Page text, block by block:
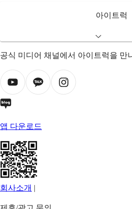
아이트럭
공식 미디어 채널에서 아이트럭을 만
앱 다운로드
회사소개 |